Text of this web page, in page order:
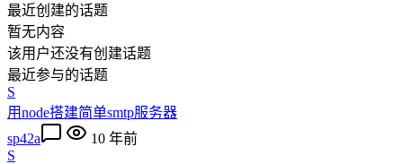
最近创建的话题
暂无内容
该用户还没有创建话题
最近参与的话题
S
用node搭建简单smtp服务器
sp42a
10 年前
S